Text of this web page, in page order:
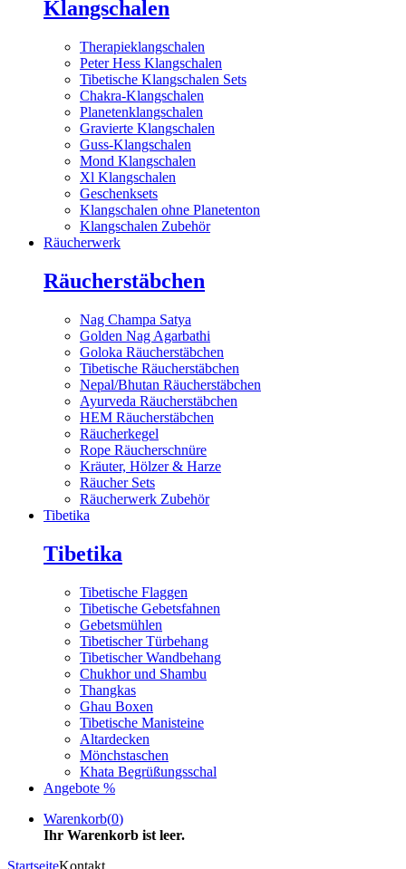
Klangschalen
Therapieklangschalen
Peter Hess Klangschalen
Tibetische Klangschalen Sets
Chakra-Klangschalen
Planetenklangschalen
Gravierte Klangschalen
Guss-Klangschalen
Mond Klangschalen
Xl Klangschalen
Geschenksets
Klangschalen ohne Planetenton
Klangschalen Zubehör
Räucherwerk
Räucherstäbchen
Nag Champa Satya
Golden Nag Agarbathi
Goloka Räucherstäbchen
Tibetische Räucherstäbchen
Nepal/Bhutan Räucherstäbchen
Ayurveda Räucherstäbchen
HEM Räucherstäbchen
Räucherkegel
Rope Räucherschnüre
Kräuter, Hölzer & Harze
Räucher Sets
Räucherwerk Zubehör
Tibetika
Tibetika
Tibetische Flaggen
Tibetische Gebetsfahnen
Gebetsmühlen
Tibetischer Türbehang
Tibetischer Wandbehang
Chukhor und Shambu
Thangkas
Ghau Boxen
Tibetische Manisteine
Altardecken
Mönchstaschen
Khata Begrüßungsschal
Angebote %
Warenkorb(0)
Ihr Warenkorb ist leer.
StartseiteKontakt